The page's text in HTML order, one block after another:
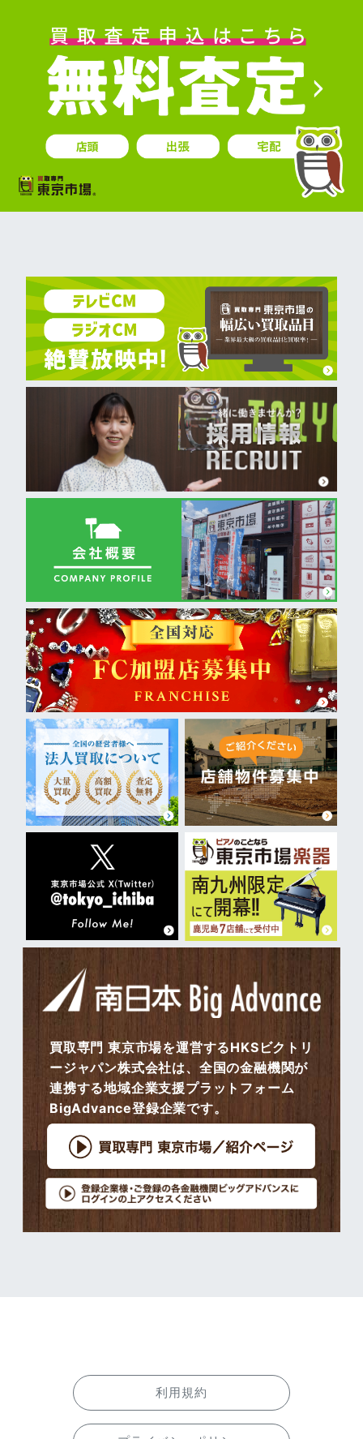
買取専門 東京市場を運営するHKSビクトリ
ージャパン株式会社は、全国の金融機関が
連携する地域企業支援プラットフォーム
BigAdvance登録企業です。
利用規約